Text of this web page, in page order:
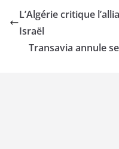
L’Algérie critique
Israël
Transavia annule